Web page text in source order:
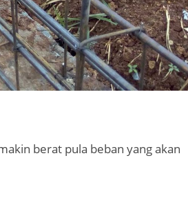
berat pula beban yang akan